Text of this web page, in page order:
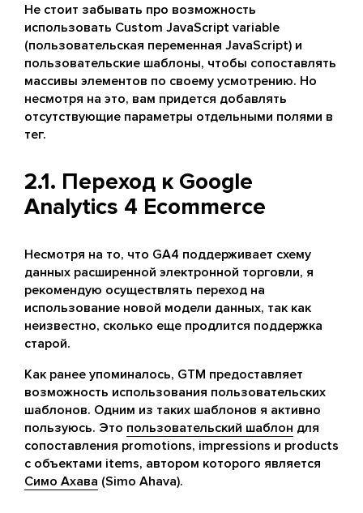
Не стоит забывать про возможность
использовать Custom JavaScript variable
(пользовательская переменная JavaScript) и
пользовательские шаблоны, чтобы сопоставлять
массивы элементов по своему усмотрению. Но
несмотря на это, вам придется добавлять
отсутствующие параметры отдельными полями в
тег.
2.1. Переход к Google
Analytics 4 Ecommerce
Несмотря на то, что GA4 поддерживает схему
данных расширенной электронной торговли, я
рекомендую осуществлять переход на
использование новой модели данных, так как
неизвестно, сколько еще продлится поддержка
старой.
Как ранее упоминалось, GTM предоставляет
возможность использования пользовательских
шаблонов. Одним из таких шаблонов я активно
пользуюсь. Это пользовательский шаблон для
сопоставления promotions, impressions и products
c объектами items, автором которого является
Симо Ахава (Simo Ahava).